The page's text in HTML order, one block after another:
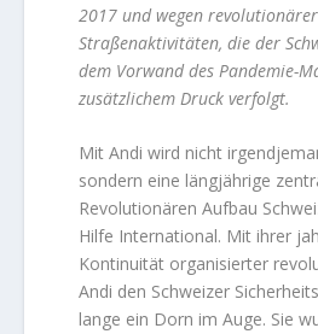
2017 und wegen revolutionärer
Straßenaktivitäten, die der
dem Vorwand des Pandemie-
zusätzlichem Druck verfolgt.
Mit Andi wird nicht
sondern eine längjährige
Revolutionären Aufbau
Hilfe International. Mit ihrer
Kontinuität organisierter
Andi den Schweizer
lange ein Dorn im Auge. Sie